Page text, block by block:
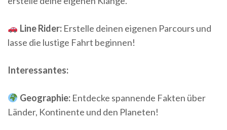
Line Rider:Erstelle deinen eigenen Parcours und
lasse die lustige Fahrt beginnen!
Interessantes:
Geographie:Entdecke spannende Fakten über
Länder, Kontinente und den Planeten!